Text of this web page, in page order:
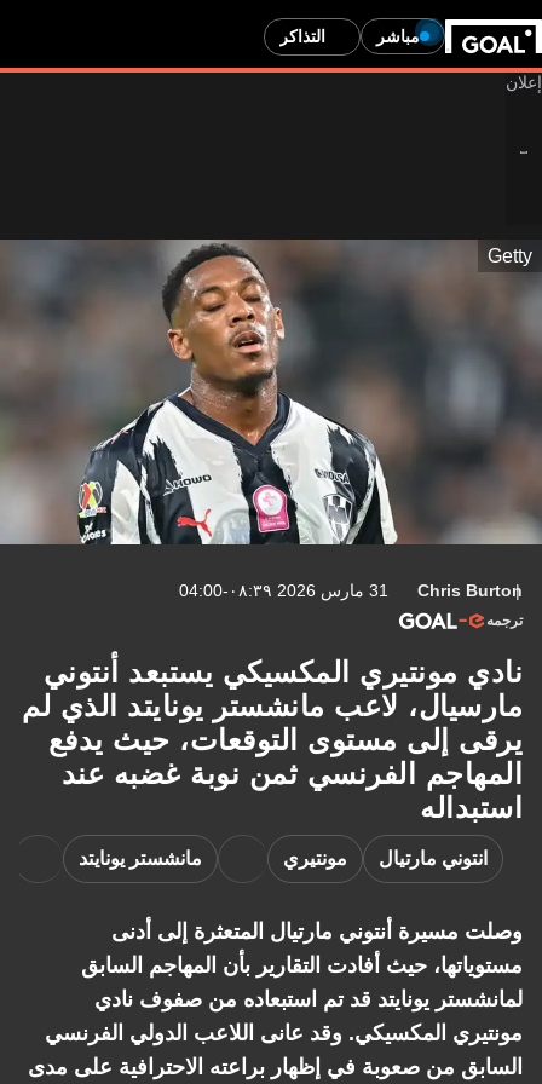
مباشر التذاكر
Getty
Chris Burton 31 مارس 2026 ٠٨:٣٩-04:00
ترجمه
نادي مونتيري المكسيكي يستبعد أنتوني
مارسيال، لاعب مانشستر يونايتد الذي لم
يرقى إلى مستوى التوقعات، حيث يدفع
المهاجم الفرنسي ثمن نوبة غضبه عند
استبداله
انتوني مارتيال مونتيري مانشستر يونايتد
وصلت مسيرة أنتوني مارتيال المتعثرة إلى أدنى
مستوياتها، حيث أفادت التقارير بأن المهاجم السابق
لمانشستر يونايتد قد تم استبعاده من صفوف نادي
مونتيري المكسيكي. وقد عانى اللاعب الدولي الفرنسي
السابق من صعوبة في إظهار براعته الاحترافية على مدى